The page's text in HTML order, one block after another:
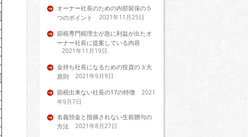
オーナー社長のための内部留保の５
つのポイント
2021年11月25日
節税専門税理士が急に利益が出たオ
ーナー社長に提案している内容
2021年11月19日
金持ち社長になるための投資の３大
原則
2021年9月9日
節税出来ない社長の17の特徴
2021
年9月7日
名義預金と指摘されない生前贈与の
方法
2021年8月27日